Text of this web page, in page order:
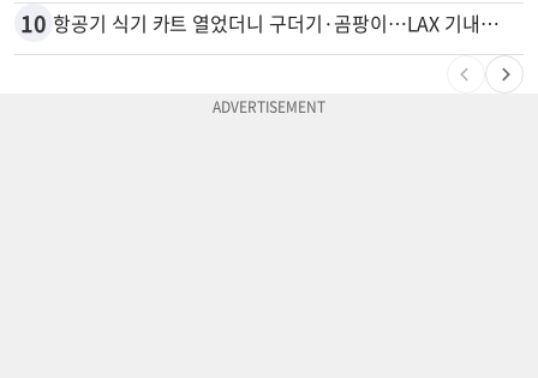
10 항공기 식기 카트 열었더니 구더기·곰팡이…LAX 기내식 업체 논란